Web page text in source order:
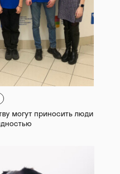
могут приносить люди